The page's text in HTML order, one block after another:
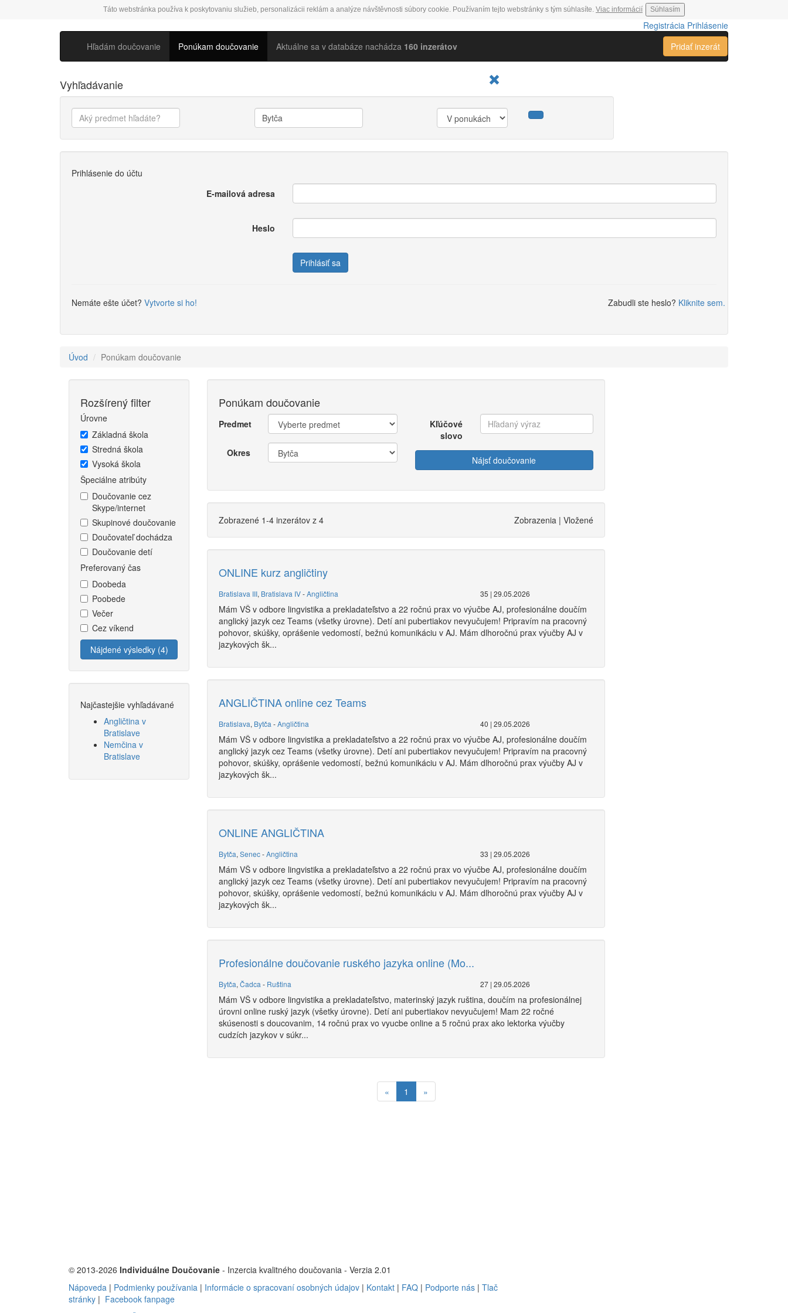
Táto webstránka používa k poskytovaniu služieb, personalizácii reklám a analýze návštěvnosti súbory cookie. Používaním tejto webstránky s tým súhlasíte. Viac informácií Súhlasím
Registrácia Prihlásenie
Hľadám doučovanie
Ponúkam doučovanie Aktuálne sa v databáze nachádza 160 inzerátov Pridať inzerát
Vyhľadávanie
Prihlásenie do účtu
E-mailová adresa
Heslo
Prihlásiť sa
Nemáte ešte účet? Vytvorte si ho! Zabudli ste heslo? Kliknite sem.
Úvod Ponúkam doučovanie
Rozšírený filter
Úrovne
Základná škola
Stredná škola
Vysoká škola
Špeciálne atribúty
Doučovanie cez
Skype/internet
Skupinové doučovanie
Doučovateľ dochádza
Doučovanie detí
Preferovaný čas
Doobeda
Poobede
Večer
Cez víkend
Nájdené výsledky (4)
Najčastejšie vyhľadávané
Angličtina v
Bratislave
Nemčina v
Bratislave
Ponúkam doučovanie
Predmet
Okres
Kľúčové
slovo
Nájsť doučovanie
Zobrazené 1-4 inzerátov z 4 Zobrazenia | Vložené
ONLINE kurz angličtiny
Bratislava III, Bratislava IV-Angličtina 35 | 29.05.2026
Mám VŠ v odbore lingvistika a prekladateľstvo a 22 ročnú prax vo výučbe AJ, profesionálne doučím
anglický jazyk cez Teams (všetky úrovne). Detí ani pubertiakov nevyučujem! Pripravím na pracovný
pohovor, skúšky, oprášenie vedomostí, bežnú komunikáciu v AJ. Mám dlhoročnú prax výučby AJ v
jazykových šk...
ANGLIČTINA online cez Teams
Bratislava, Bytča -Angličtina 40 | 29.05.2026
Mám VŠ v odbore lingvistika a prekladateľstvo a 22 ročnú prax vo výučbe AJ, profesionálne doučím
anglický jazyk cez Teams (všetky úrovne). Detí ani pubertiakov nevyučujem! Pripravím na pracovný
pohovor, skúšky, oprášenie vedomostí, bežnú komunikáciu v AJ. Mám dlhoročnú prax výučby AJ v
jazykových šk...
ONLINE ANGLIČTINA
Bytča,Senec-Angličtina 33 | 29.05.2026
Mám VŠ v odbore lingvistika a prekladateľstvo a 22 ročnú prax vo výučbe AJ, profesionálne doučím
anglický jazyk cez Teams (všetky úrovne). Detí ani pubertiakov nevyučujem! Pripravím na pracovný
pohovor, skúšky, oprášenie vedomostí, bežnú komunikáciu v AJ. Mám dlhoročnú prax výučby AJ v
jazykových šk...
Profesionálne doučovanie ruského jazyka online (Mo...
Bytča,Čadca - Ruština 27 | 29.05.2026
Mám VŠ v odbore lingvistika a prekladateľstvo, materinský jazyk ruština, doučím na profesionálnej
úrovni online ruský jazyk (všetky úrovne). Detí ani pubertiakov nevyučujem! Mam 22 ročné
skúsenosti s doucovanim, 14 ročnú prax vo vyucbe online a 5 ročnú prax ako lektorka výučby
cudzích jazykov v súkr...
« 1 »
© 2013-2026 Individuálne Doučovanie - Inzercia kvalitného doučovania - Verzia 2.01
Nápoveda | Podmienky používania | Informácie o spracovaní osobných údajov | Kontakt | FAQ | Podporte nás | Tlač
stránky | Facebook fanpage